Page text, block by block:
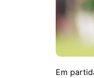
Em